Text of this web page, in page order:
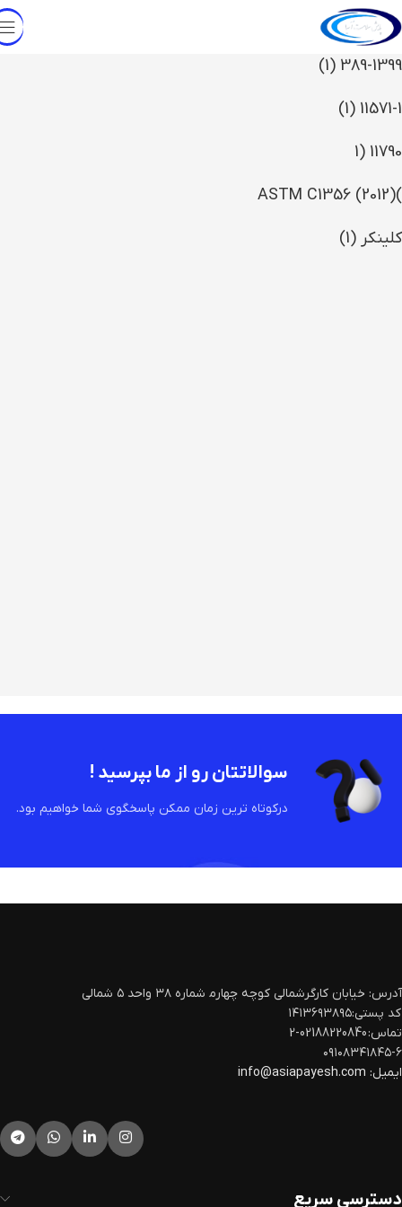
389-1399 (1)
11571-1 (1)
11790 (1
)
ASTM C1356 (2012)
کلینکر (1)
سوالاتتان رو از ما بپرسید !
درکوتاه ترین زمان ممکن پاسخگوی شما خواهیم بود.
آدرس: خیابان کارگرشمالی کوچه چهارم‍ شماره ۳۸ واحد ۵ شمالی
کد پستی:۱۴۱۳۶۹۳۸۹۵
تماس: 02188220840-2
۰۹۱۰۸۳۴۱۸۴۵-۶
ایمیل:
دسترسی سریع